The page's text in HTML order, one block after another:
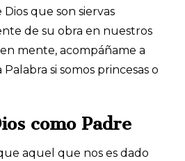
Dios que son siervas
de su obra en nuestros
mente, acompáñame a
si somos princesas o
como Padre
aquel que nos es dado